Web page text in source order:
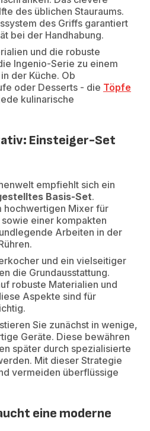
des üblichen Stauraums.
des Griffs garantiert
bei der Handhabung.
und die robuste
Ingenio-Serie zu einem
der Küche. Ob
oder Desserts - die Töpfe
kulinarische
Einsteiger-Set
empfiehlt sich ein
Basis-Set.
hochwertigen Mixer für
einer kompakten
Arbeiten in der
und ein vielseitiger
die Grundausstattung.
robuste Materialien und
Aspekte sind für
Sie zunächst in wenige,
Geräte. Diese bewähren
später durch spezialisierte
Mit dieser Strategie
vermeiden überflüssige
eine moderne